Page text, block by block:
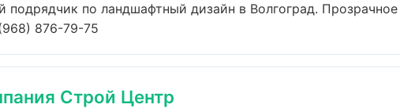
по ландшафтный дизайн в Волгоград.
876-79-75
Строй Центр